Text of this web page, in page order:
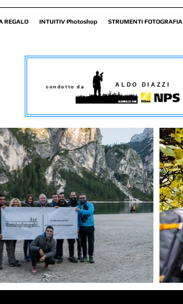
REGALO INTUITIV Photoshop STRUMENTI FOTOGRAFIA
condotto da ALDO DIAZZI